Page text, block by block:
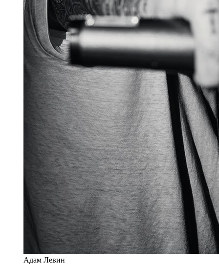
Адам Левин